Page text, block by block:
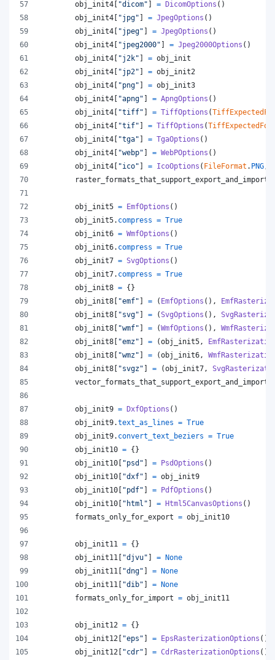
obj_init4 [ "dicom" ] = DicomOptions ()
obj_init4 [ "jpg" ] = JpegOptions ()
obj_init4 [ "jpeg" ] = JpegOptions ()
obj_init4 [ "jpeg2000" ] = Jpeg2000Options ()
obj_init4 [ "j2k" ] = obj_init
obj_init4 [ "jp2" ] = obj_init2
obj_init4 [ "png" ] = obj_init3
obj_init4 [ "apng" ] = ApngOptions ()
obj_init4 [ "tiff" ] = TiffOptions (
obj_init4 [ "tif" ] = TiffOptions (
obj_init4 [ "tga" ] = TgaOptions ()
obj_init4 [ "webp" ] = WebPOptions ()
obj_init4 [ "ico" ] = IcoOptions ( FileFormat . PNG
raster_formats_that_support_export_and_import
obj_init5 = EmfOptions ()
obj_init5. compress = True
obj_init6 = WmfOptions ()
obj_init6. compress = True
obj_init7 = SvgOptions ()
obj_init7. compress = True
obj_init8 = {}
obj_init8 [ "emf" ] = ( EmfOptions (),
obj_init8 [ "svg" ] = (SvgOptions (),
obj_init8 [ "wmf" ] = (WmfOptions (),
obj_init8 [ "emz" ] = (obj_init5 ,
obj_init8 [ "wmz" ] = (obj_init6 ,
obj_init8 [ "svgz" ] = (obj_init7 ,
vector_formats_that_support_export_and_import
obj_init9 = DxfOptions ()
obj_init9.text_as_lines = True
obj_init9. convert_text_beziers = True
obj_init10 = {}
obj_init10 [ "psd" ] = PsdOptions ()
obj_init10 [ "dxf" ] = obj_init9
obj_init10 [ "pdf" ] = PdfOptions ()
obj_init10 [ "html" ] = Html5CanvasOptions ()
formats_only_for_export = obj_init10
obj_init11 = {}
obj_init11 [ "djvu" ] = None
obj_init11 [ "dng" ] = None
obj_init11 [ "dib" ] = None
formats_only_for_import = obj_init11
obj_init12 = {}
obj_init12 [ "eps" ] = EpsRasterizationOptions ()
obj_init12 [ "cdr" ] = CdrRasterizationOptions ()